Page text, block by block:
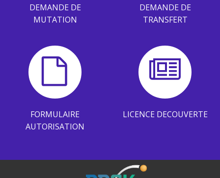
DEMANDE DE
MUTATION
DEMANDE DE
TRANSFERT
FORMULAIRE
AUTORISATION
LICENCE DECOUVERTE